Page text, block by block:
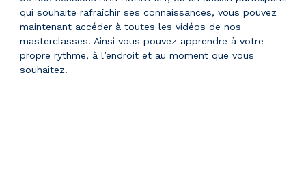
qui souhaite rafraîchir ses connaissances, vous pouvez
maintenant accéder à toutes les vidéos de nos
masterclasses. Ainsi vous pouvez apprendre à votre
propre rythme, à l’endroit et au moment que vous
souhaitez.